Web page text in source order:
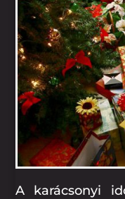
A karácsonyi